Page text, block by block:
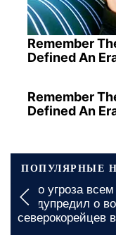
Remember
Defined An
Remember
Defined An
ПОПУЛЯРНЫЕ
Бесплатные
получить